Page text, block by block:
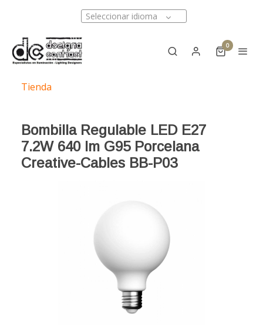
Seleccionar idioma
0
Tienda
Bombilla Regulable LED E27
7.2W 640 lm G95 Porcelana
Creative-Cables BB-P03